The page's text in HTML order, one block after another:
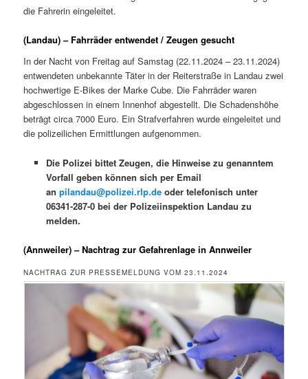
die Fahrerin eingeleitet.
(Landau) – Fahrräder entwendet / Zeugen gesucht
In der Nacht von Freitag auf Samstag (22.11.2024 – 23.11.2024)
entwendeten unbekannte Täter in der Reiterstraße in Landau zwei
hochwertige E-Bikes der Marke Cube. Die Fahrräder waren
abgeschlossen in einem Innenhof abgestellt. Die Schadenshöhe
beträgt circa 7000 Euro. Ein Strafverfahren wurde eingeleitet und
die polizeilichen Ermittlungen aufgenommen.
Die Polizei bittet Zeugen, die Hinweise zu genanntem
Vorfall geben können sich per Email
an pilandau@polizei.rlp.deoder telefonisch unter
06341-287-0 bei der Polizeiinspektion Landau zu
melden.
(Annweiler) – Nachtrag zur Gefahrenlage in Annweiler
NACHTRAG ZUR PRESSEMELDUNG VOM 23.11.2024